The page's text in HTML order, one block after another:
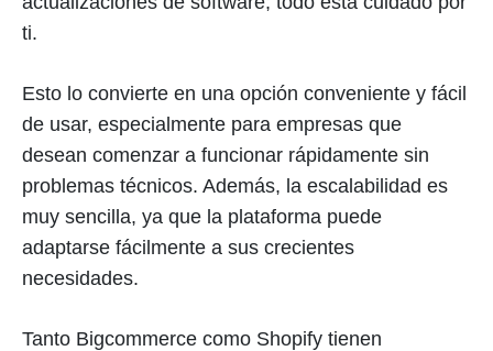
ti.
Esto lo convierte en una opción conveniente y fácil
de usar, especialmente para empresas que
desean comenzar a funcionar rápidamente sin
problemas técnicos. Además, la escalabilidad es
muy sencilla, ya que la plataforma puede
adaptarse fácilmente a sus crecientes
necesidades.
Tanto Bigcommerce como Shopify tienen